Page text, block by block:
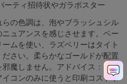
ーティ招待状やガラポスター
の色調は、泡やブラッシュシル
ュアンスを感じさせます。ベー
ムを使い、ラズベリーはタイト
さい。柔らかなゴールドが配置
魔しません。アドバイス：ゴー
コンのみに使うと印刷コストや